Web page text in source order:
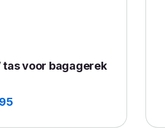
tas voor bagagerek